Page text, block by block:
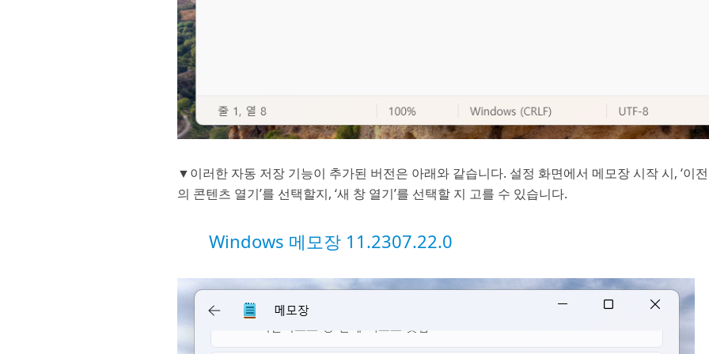
▼이러한 자동 저장 기능이 추가된 버전은 아래와 같습니다. 설정 화면에서 메모장 시작 시, ‘이
의 콘텐츠 열기’를 선택할지, ‘새 창 열기’를 선택할 지 고를 수 있습니다.
Windows 메모장 11.2307.22.0